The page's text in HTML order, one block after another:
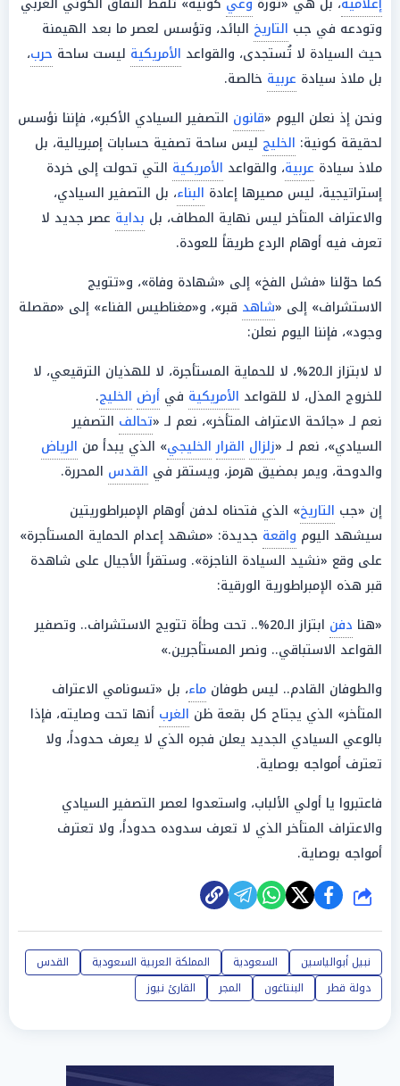
وتودعه في جب التاريخ البائد، وتؤسس لعصر ما بعد الهيمنة
حيث السيادة لا تُستجدى، والقواعد الأمريكية ليست ساحة حرب،
بل ملاذ سيادة عربية خالصة.
ونحن إذ نعلن اليوم «قانون التصفير السيادي الأكبر»، فإننا نؤسس
لحقيقة كونية: الخليج ليس ساحة تصفية حسابات إمبريالية، بل
ملاذ سيادة عربية، والقواعد الأمريكية التي تحولت إلى خردة
إستراتيجية، ليس مصيرها إعادة البناء، بل التصفير السيادي،
والاعتراف المتأخر ليس نهاية المطاف، بل بداية عصر جديد لا
تعرف فيه أوهام الردع طريقاً للعودة.
كما حوّلنا «فشل الفخ» إلى «شهادة وفاة»، و«تتويج
الاستشراف» إلى «شاهد قبر»، و«مغناطيس الفناء» إلى «مقصلة
وجود»، فإننا اليوم نعلن:
لا لابتزاز الـ20%، لا للحماية المستأجرة، لا للهذيان الترقيعي، لا
للخروج المذل، لا للقواعد الأمريكية في أرض الخليج.
نعم لـ «جائحة الاعتراف المتأخر»، نعم لـ «تحالف التصفير
السيادي»، نعم لـ «زلزال القرار الخليجي» الذي يبدأ من الرياض
والدوحة، ويمر بمضيق هرمز، ويستقر في القدس المحررة.
إن «جب التاريخ» الذي فتحناه لدفن أوهام الإمبراطوريتين
سيشهد اليوم واقعة جديدة: «مشهد إعدام الحماية المستأجرة»
على وقع «نشيد السيادة الناجزة». وستقرأ الأجيال على شاهدة
قبر هذه الإمبراطورية الورقية:
«هنا دفن
ابتزاز الـ20%.. تحت وطأة تتويج الاستشراف.. وتصفير
القواعد الاستباقي.. ونصر المستأجرين.»
والطوفان القادم.. ليس طوفان ماء، بل «تسونامي الاعتراف
المتأخر» الذي يجتاح كل بقعة ظن الغرب أنها تحت وصايته، فإذا
بالوعي السيادي الجديد يعلن فجره الذي لا يعرف حدوداً، ولا
تعترف أمواجه بوصاية.
فاعتبروا يا أولي الألباب، واستعدوا لعصر التصفير السيادي
والاعتراف المتأخر الذي لا تعرف سدوده حدوداً، ولا تعترف
أمواجه بوصاية.
شارك
نبيل أبوالياسين السعودية المملكة العربية السعودية
القدس
دولة قطر
البنتاغون المجر القارئ نيوز